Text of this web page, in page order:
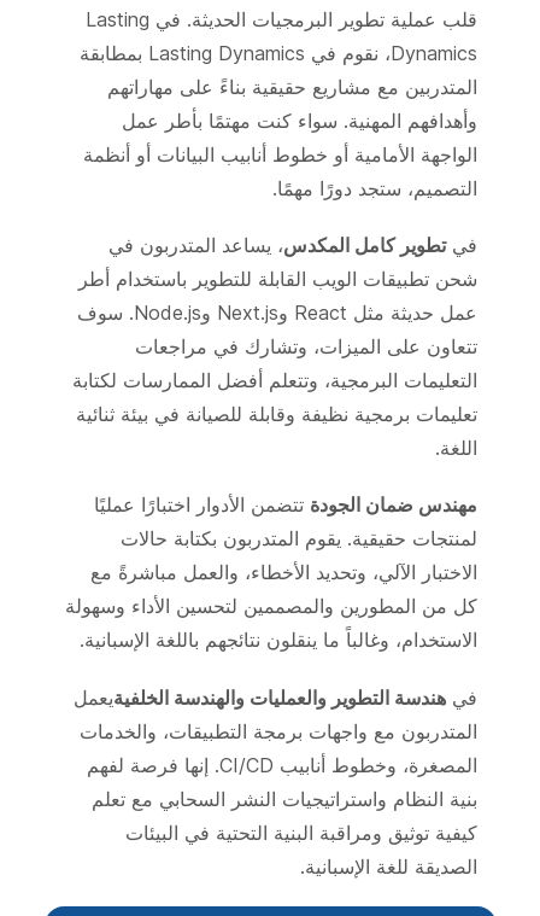
قلب عملية تطوير البرمجيات الحديثة. في Lasting
Dynamics، نقوم في Lasting Dynamics بمطابقة
المتدربين مع مشاريع حقيقية بناءً على مهاراتهم
وأهدافهم المهنية. سواء كنت مهتمًا بأطر عمل
الواجهة الأمامية أو خطوط أنابيب البيانات أو أنظمة
التصميم، ستجد دورًا مهمًا.
فيتطوير كامل المكدس، يساعد المتدربون في
شحن تطبيقات الويب القابلة للتطوير باستخدام أطر
عمل حديثة مثل React وNext.js وNode.js. سوف
تتعاون على الميزات، وتشارك في مراجعات
التعليمات البرمجية، وتتعلم أفضل الممارسات لكتابة
تعليمات برمجية نظيفة وقابلة للصيانة في بيئة ثنائية
اللغة.
مهندس ضمان الجودة تتضمن الأدوار اختبارًا عمليًا
لمنتجات حقيقية. يقوم المتدربون بكتابة حالات
الاختبار الآلي، وتحديد الأخطاء، والعمل مباشرةً مع
كل من المطورين والمصممين لتحسين الأداء وسهولة
الاستخدام، وغالباً ما ينقلون نتائجهم باللغة الإسبانية.
فيهندسة التطوير والعمليات والهندسة الخلفيةيعمل
المتدربون مع واجهات برمجة التطبيقات، والخدمات
المصغرة، وخطوط أنابيب CI/CD. إنها فرصة لفهم
بنية النظام واستراتيجيات النشر السحابي مع تعلم
كيفية توثيق ومراقبة البنية التحتية في البيئات
الصديقة للغة الإسبانية.